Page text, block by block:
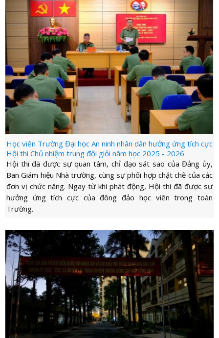
Học viên Trường Đại học An ninh nhân dân hưởng ứng tích cực
Hội thi Chủ nhiệm trung đội giỏi năm học 2025 - 2026
Hội thi đã được sự quan tâm, chỉ đạo sát sao của Đảng ủy,
Ban Giám hiệu Nhà trường, cùng sự phối hợp chặt chẽ của các
đơn vị chức năng. Ngay từ khi phát động, Hội thi đã được sự
hưởng ứng tích cực của đông đảo học viên trong toàn
Trường.